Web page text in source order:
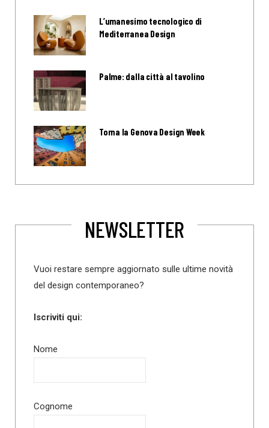
L’umanesimo tecnologico di
Mediterranea Design
Palme: dalla città al tavolino
Torna la Genova Design Week
NEWSLETTER
Vuoi restare sempre aggiornato sulle ultime novità
del design contemporaneo?
Iscriviti qui:
Nome
Cognome